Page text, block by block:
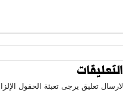
التعليقات
لارسال تعليق يرجى تعبئة الحقول